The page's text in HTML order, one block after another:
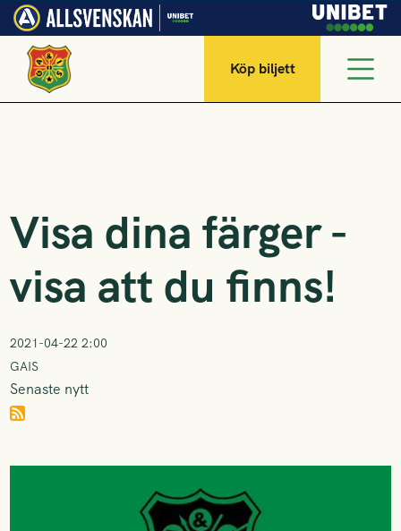
Köp biljett
Visa dina färger -
visa att du finns!
2021-04-22 2:00
GAIS
Senaste nytt